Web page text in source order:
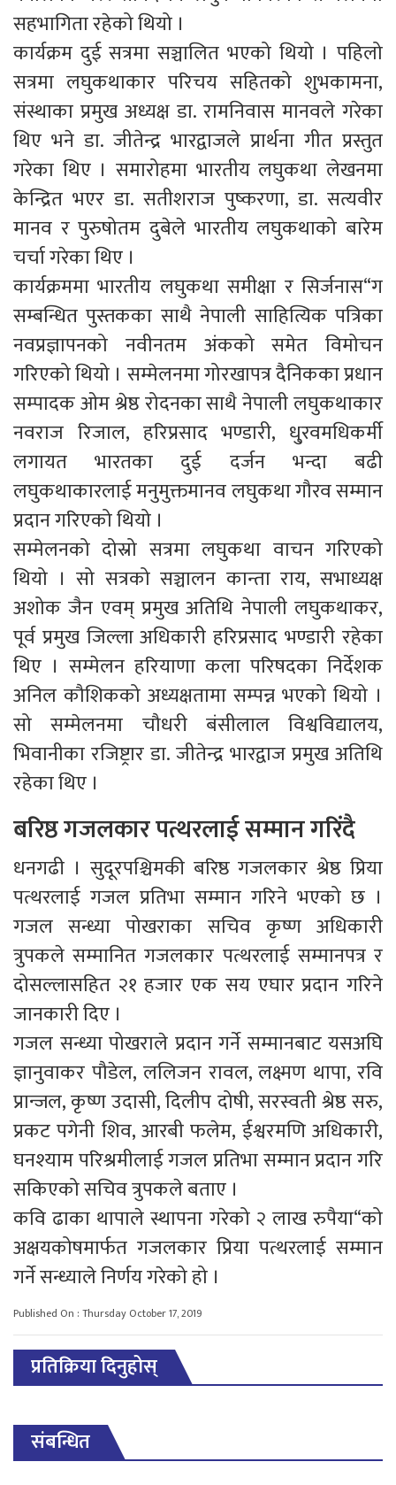
सहभागिता रहेको थियो ।
कार्यक्रम दुई सत्रमा सञ्चालित भएको थियो । पहिलो
सत्रमा लघुकथाकार परिचय सहितको शुभकामना,
संस्थाका प्रमुख अध्यक्ष डा. रामनिवास मानवले गरेका
थिए भने डा. जीतेन्द्र भारद्वाजले प्रार्थना गीत प्रस्तुत
गरेका थिए । समारोहमा भारतीय लघुकथा लेखनमा
केन्द्रित भएर डा. सतीशराज पुष्करणा, डा. सत्यवीर
मानव र पुरुषोतम दुबेले भारतीय लघुकथाको बारेम
चर्चा गरेका थिए ।
कार्यक्रममा भारतीय लघुकथा समीक्षा र सिर्जनास“ग
सम्बन्धित पुस्तकका साथै नेपाली साहित्यिक पत्रिका
नवप्रज्ञापनको नवीनतम अंकको समेत विमोचन
गरिएको थियो । सम्मेलनमा गोरखापत्र दैनिकका प्रधान
सम्पादक ओम श्रेष्ठ रोदनका साथै नेपाली लघुकथाकार
नवराज रिजाल, हरिप्रसाद भण्डारी, धु्रवमधिकर्मी
लगायत भारतका दुई दर्जन भन्दा बढी
लघुकथाकारलाई मनुमुक्तमानव लघुकथा गौरव सम्मान
प्रदान गरिएको थियो ।
सम्मेलनको दोस्रो सत्रमा लघुकथा वाचन गरिएको
थियो । सो सत्रको सञ्चालन कान्ता राय, सभाध्यक्ष
अशोक जैन एवम् प्रमुख अतिथि नेपाली लघुकथाकर,
पूर्व प्रमुख जिल्ला अधिकारी हरिप्रसाद भण्डारी रहेका
थिए । सम्मेलन हरियाणा कला परिषदका निर्देशक
अनिल कौशिकको अध्यक्षतामा सम्पन्न भएको थियो ।
सो सम्मेलनमा चौधरी बंसीलाल विश्वविद्यालय,
भिवानीका रजिष्ट्रार डा. जीतेन्द्र भारद्वाज प्रमुख अतिथि
रहेका थिए ।
बरिष्ठ गजलकार पत्थरलाई सम्मान गरिंदै
धनगढी । सुदूरपश्चिमकी बरिष्ठ गजलकार श्रेष्ठ प्रिया
पत्थरलाई गजल प्रतिभा सम्मान गरिने भएको छ ।
गजल सन्ध्या पोखराका सचिव कृष्ण अधिकारी
त्रुपकले सम्मानित गजलकार पत्थरलाई सम्मानपत्र र
दोसल्लासहित २१ हजार एक सय एघार प्रदान गरिने
जानकारी दिए ।
गजल सन्ध्या पोखराले प्रदान गर्ने सम्मानबाट यसअघि
ज्ञानुवाकर पौडेल, ललिजन रावल, लक्ष्मण थापा, रवि
प्रान्जल, कृष्ण उदासी, दिलीप दोषी, सरस्वती श्रेष्ठ सरु,
प्रकट पगेनी शिव, आरबी फलेम, ईश्वरमणि अधिकारी,
घनश्याम परिश्रमीलाई गजल प्रतिभा सम्मान प्रदान गरि
सकिएको सचिव त्रुपकले बताए ।
कवि ढाका थापाले स्थापना गरेको २ लाख रुपैया“को
अक्षयकोषमार्फत गजलकार प्रिया पत्थरलाई सम्मान
गर्ने सन्ध्याले निर्णय गरेको हो ।
Published On : Thursday October 17, 2019
प्रतिक्रिया दिनुहोस्
संबन्धित